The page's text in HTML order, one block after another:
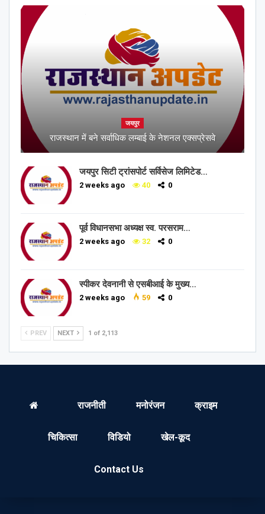
जयपुर
राजस्थान में बने सर्वाधिक लम्बाई के नेशनल एक्सप्रेसवे
जयपुर सिटी ट्रांसपोर्ट सर्विसेज लिमिटेड…
2 weeks ago 40 0
पूर्व विधानसभा अध्यक्ष स्व. परसराम…
2 weeks ago 32 0
स्पीकर देवनानी से एसबीआई के मुख्य…
2 weeks ago 59 0
PREV NEXT 1 of 2,113
राजनीती मनोरंजन क्राइम
चिकित्सा विडियो खेल-कूद
Contact Us